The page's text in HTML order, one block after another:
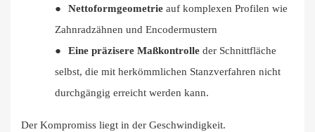
●
Nettoformgeometrie auf komplexen Profilen wie
Zahnradzähnen und Encodermustern
●
Eine präzisere Maßkontrolle der Schnittfläche
selbst, die mit herkömmlichen Stanzverfahren nicht
durchgängig erreicht werden kann.
Der Kompromiss liegt in der Geschwindigkeit.